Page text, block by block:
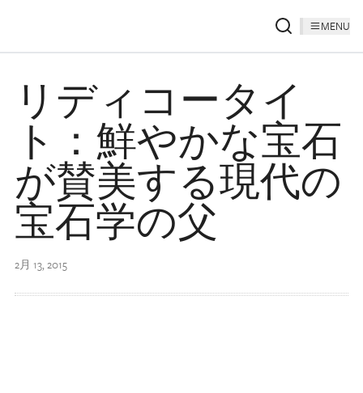
MENU
リディコータイ
ト：鮮やかな宝石
が賛美する現代の
宝石学の父
2月 13, 2015